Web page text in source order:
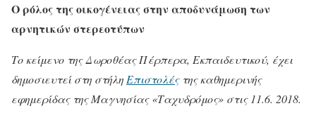
Ο ρόλος της οικογένειας στην αποδυνάμωση των
αρνητικών στερεοτύπων
Το κείμενο της Δωροθέας Πέρπερα, Εκπαιδευτικού, έχει
δημοσιευτεί στη στήλη Επιστολέςτης καθημερινής
εφημερίδας της Μαγνησίας «Ταχυδρόμος» στις 11.6. 2018.